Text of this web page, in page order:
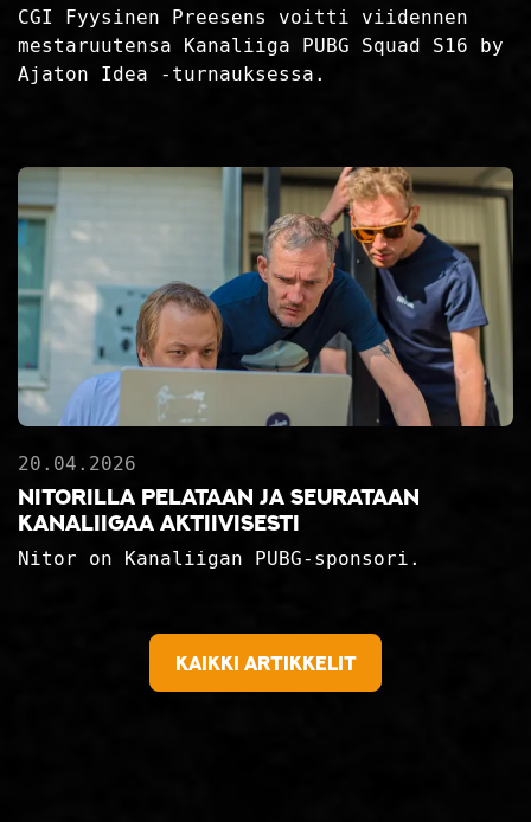
CGI Fyysinen Preesens voitti viidennen
mestaruutensa Kanaliiga PUBG Squad S16 by
Ajaton Idea -turnauksessa.
20.04.2026
Nitorilla pelataan ja seurataan
Kanaliigaa aktiivisesti
Nitor on Kanaliigan PUBG-sponsori.
Kaikki artikkelit